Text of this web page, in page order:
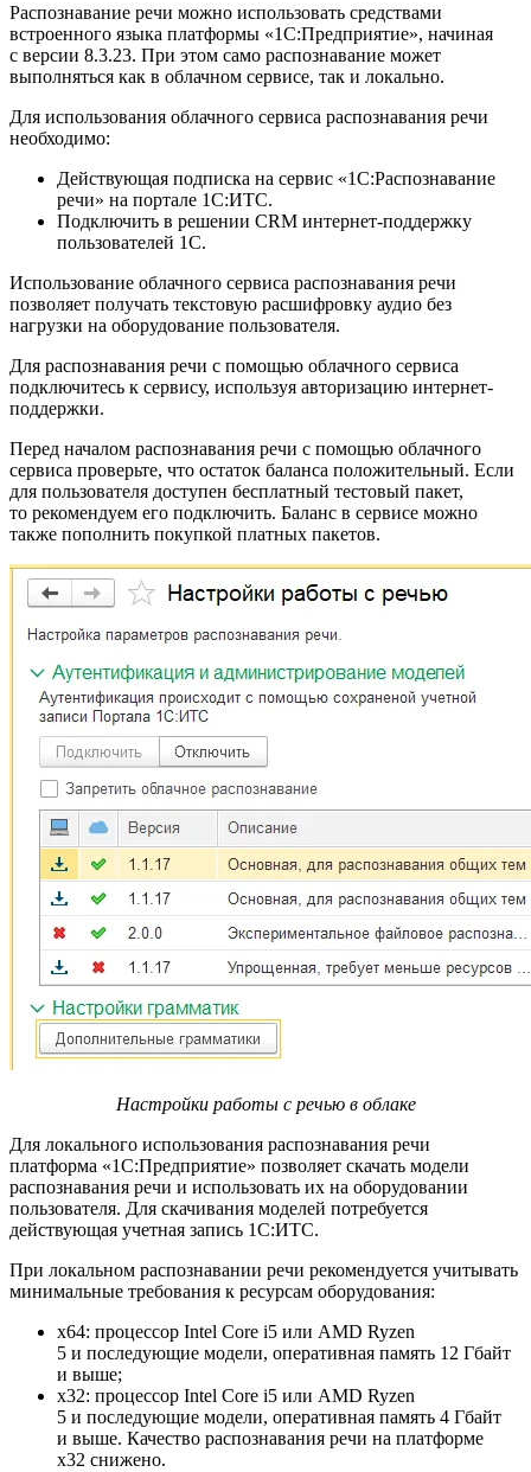
Распознавание речи можно использовать средствами
встроенного языка платформы «1С:Предприятие», начиная
с версии 8.3.23. При этом само распознавание может
выполняться как в облачном сервисе, так и локально.
Для использования облачного сервиса распознавания речи
необходимо:
Действующая подписка на сервис «1С:Распознавание
речи» на портале 1С:ИТС.
Подключить в решении CRM интернет-поддержку
пользователей 1С.
Использование облачного сервиса распознавания речи
позволяет получать текстовую расшифровку аудио без
нагрузки на оборудование пользователя.
Для распознавания речи с помощью облачного сервиса
подключитесь к сервису, используя авторизацию интернет-
поддержки.
Перед началом распознавания речи с помощью облачного
сервиса проверьте, что остаток баланса положительный. Если
для пользователя доступен бесплатный тестовый пакет,
то рекомендуем его подключить. Баланс в сервисе можно
также пополнить покупкой платных пакетов.
Настройки работы с речью в облаке
Для локального использования распознавания речи
платформа «1С:Предприятие» позволяет скачать модели
распознавания речи и использовать их на оборудовании
пользователя. Для скачивания моделей потребуется
действующая учетная запись 1С:ИТС.
При локальном распознавании речи рекомендуется учитывать
минимальные требования к ресурсам оборудования:
x64: процессор Intel Core i5 или AMD Ryzen
5 и последующие модели, оперативная память 12 Гбайт
и выше;
x32: процессор Intel Core i5 или AMD Ryzen
5 и последующие модели, оперативная память 4 Гбайт
и выше. Качество распознавания речи на платформе
x32 снижено.